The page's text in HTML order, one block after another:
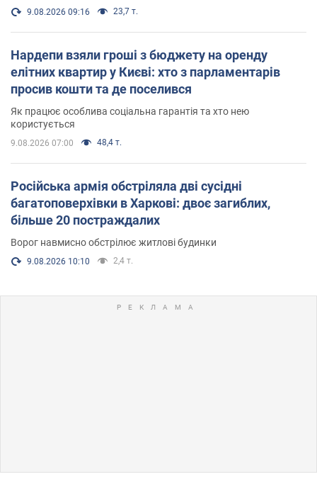
9.08.2026 09:16 23,7 т.
Нардепи взяли гроші з бюджету на оренду
елітних квартир у Києві: хто з парламентарів
просив кошти та де поселився
Як працює особлива соціальна гарантія та хто нею
користується
9.08.2026 07:00 48,4 т.
Російська армія обстріляла дві сусідні
багатоповерхівки в Харкові: двоє загиблих,
більше 20 постраждалих
Ворог навмисно обстрілює житлові будинки
9.08.2026 10:10 2,4 т.